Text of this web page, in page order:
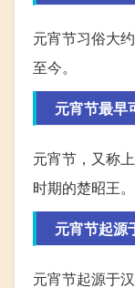
元宵节习俗大
至今。
元宵节最早
元宵节，又称
时期的楚昭王
元宵节起源
元宵节起源于